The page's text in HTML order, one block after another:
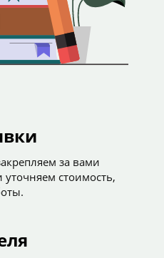
за вами
стоимость,